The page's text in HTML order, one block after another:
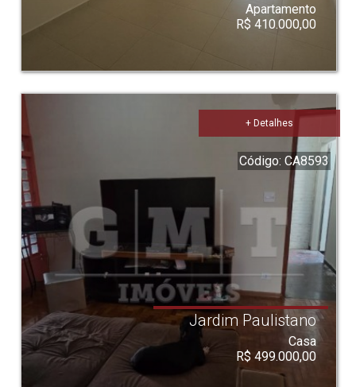
Apartamento
R$ 410.000,00
+ Detalhes
Código: CA8593
Jardim Paulistano
Casa
R$ 499.000,00